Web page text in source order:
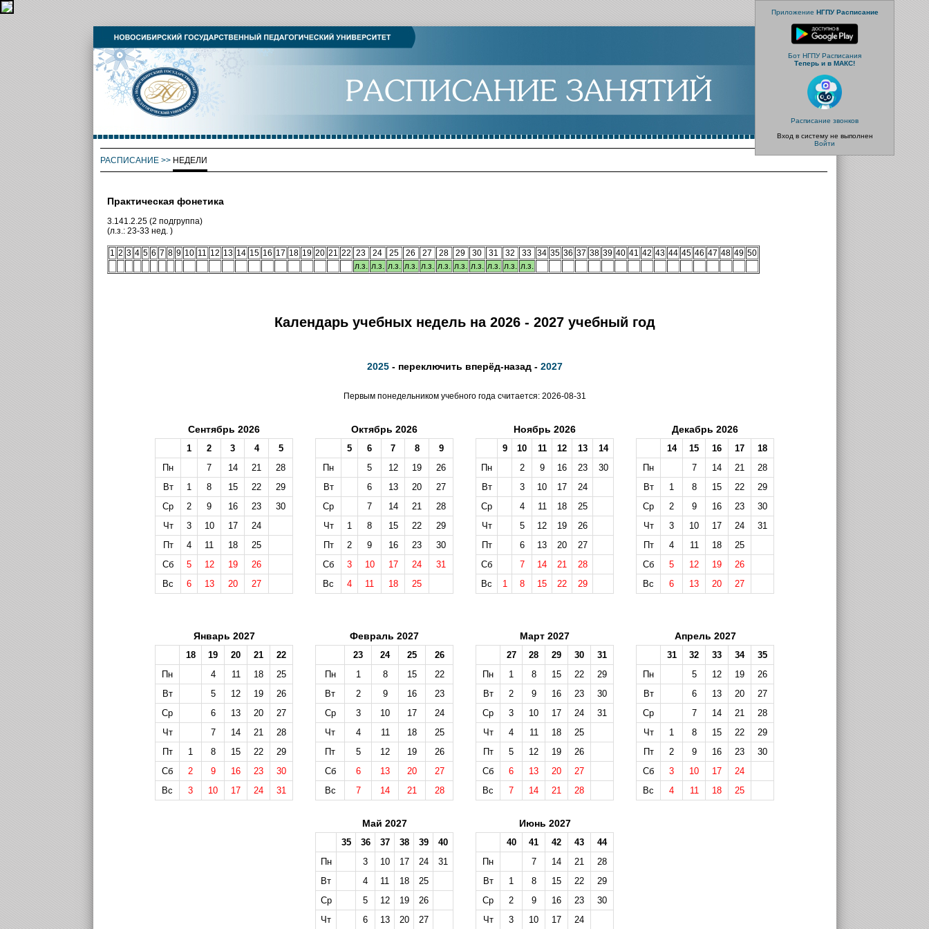
Приложение НГПУ Расписание
Бот НГПУ Расписания
Теперь и в МАКС!
Расписание звонков
Вход в систему не выполнен
Войти
РАСПИСАНИЕ>> НЕДЕЛИ
Практическая фонетика
3.141.2.25 (2 подгруппа)
(л.з.: 23-33 нед. )
1 2 3 4 5 6 7 8 9 10 11 12 13 14 15 16 17 18 19 20 21 22 23 24 25 26 27 28 29 30 31 32 33 34 35 36 37 38 39 40 41 42 43 44 45 46 47 48 49 50
л.з. л.з. л.з. л.з. л.з. л.з. л.з. л.з. л.з. л.з. л.з.
Календарь учебных недель на 2026 - 2027 учебный год
2025- переключить вперёд-назад - 2027
Первым понедельником учебного года считается: 2026-08-31
Сентябрь 2026
1 2 3 4
5
Пн
7 14 21
28
Вт
1 8 15 22
29
Ср
2 9 16 23
30
Чт
3 10 17
24
Пт
4 11 18
25
Сб
5 12 19
26
Вс
6 13 20 27
Октябрь 2026
5 6 7 8
9
Пн
5 12 19
26
Вт
6 13 20
27
Ср
7 14 21
28
Чт
1 8 15 22
29
Пт
2 9 16 23
30
Сб
3 10 17 24
31
Вс
4 11 18 25
Ноябрь 2026
9 10 11 12 13
14
Пн
2 9 16 23
30
Вт
3 10 17
24
Ср
4 11 18
25
Чт
5 12 19
26
Пт
6 13 20
27
Сб
7 14 21
28
Вс
1 8 15 22 29
Декабрь 2026
14 15 16 17
18
Пн
7 14 21
28
Вт
1 8 15 22
29
Ср
2 9 16 23
30
Чт
3 10 17 24
31
Пт
4 11 18
25
Сб
5 12 19
26
Вс
6 13 20 27
Январь 2027
18 19 20 21
22
Пн
4 11 18
25
Вт
5 12 19
26
Ср
6 13 20
27
Чт
7 14 21
28
Пт
1 8 15 22
29
Сб
2 9 16 23
30
Вс
3 10 17 24 31
Февраль 2027
23 24 25
26
Пн
1 8 15
22
Вт
2 9 16
23
Ср
3 10 17
24
Чт
4 11 18
25
Пт
5 12 19
26
Сб
6 13 20
27
Вс
7 14 21 28
Март 2027
27 28 29 30
31
Пн
1 8 15 22
29
Вт
2 9 16 23
30
Ср
3 10 17 24
31
Чт
4 11 18
25
Пт
5 12 19
26
Сб
6 13 20
27
Вс
7 14 21 28
Апрель 2027
31 32 33 34
35
Пн
5 12 19
26
Вт
6 13 20
27
Ср
7 14 21
28
Чт
1 8 15 22
29
Пт
2 9 16 23
30
Сб
3 10 17
24
Вс
4 11 18 25
Май 2027
35 36 37 38 39
40
Пн
3 10 17 24
31
Вт
4 11 18
25
Ср
5 12 19
26
Чт
6 13 20 27
Июнь 2027
40 41 42 43
44
Пн
7 14 21
28
Вт
1 8 15 22
29
Ср
2 9 16 23
30
Чт
3 10 17 24